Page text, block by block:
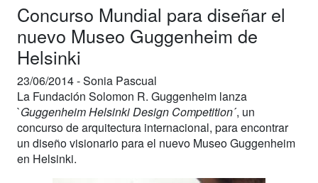
Concurso Mundial para diseñar el
nuevo Museo Guggenheim de
Helsinki
23/06/2014 -Sonia Pascual
La Fundación Solomon R. Guggenheim lanza
`Guggenheim Helsinki Design Competition´, un
concurso de arquitectura internacional, para encontrar
un diseño visionario para el nuevo Museo Guggenheim
en Helsinki.